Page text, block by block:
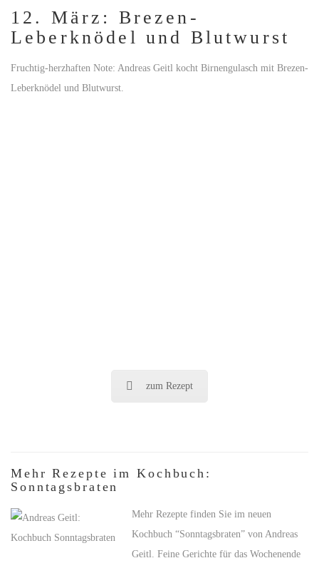
12. März: Brezen-
Leberknödel und Blutwurst
Fruchtig-herzhaften Note: Andreas Geitl kocht Birnengulasch mit Brezen-
Leberknödel und Blutwurst.
zum Rezept
Mehr Rezepte im Kochbuch:
Sonntagsbraten
Mehr Rezepte finden Sie im neuen
Kochbuch “Sonntagsbraten” von Andreas
Geitl. Feine Gerichte für das Wochenende